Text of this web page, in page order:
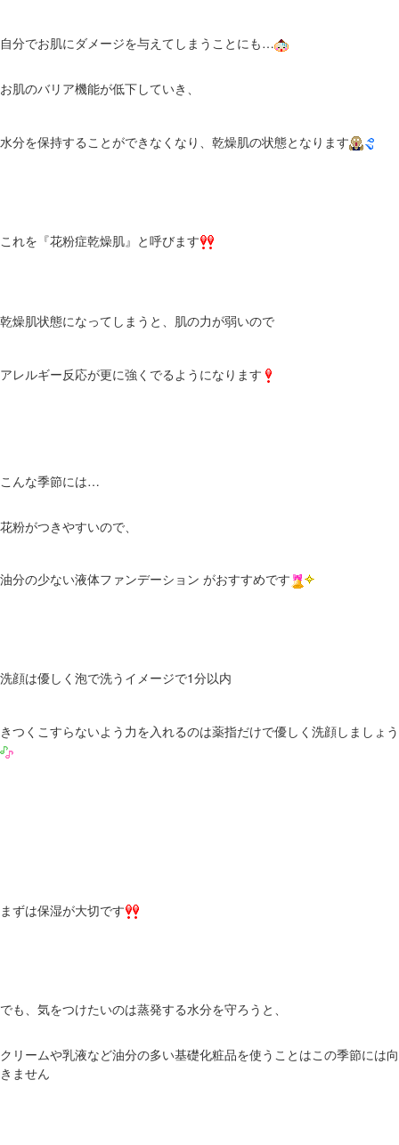
自分でお肌にダメージを与えてしまうことにも…
お肌のバリア機能が低下していき、
水分を保持することができなくなり、乾燥肌の状態となります
これを『花粉症乾燥肌』と呼びます
乾燥肌状態になってしまうと、肌の力が弱いので
アレルギー反応が更に強くでるようになります
こんな季節には…
花粉がつきやすいので、
油分の少ない液体ファンデーション がおすすめです
洗顔は優しく泡で洗うイメージで1分以内
きつくこすらないよう力を入れるのは薬指だけで優しく洗顔しましょう
まずは保湿が大切です
でも、気をつけたいのは蒸発する水分を守ろうと、
クリームや乳液など油分の多い基礎化粧品を使うことはこの季節には向
きません